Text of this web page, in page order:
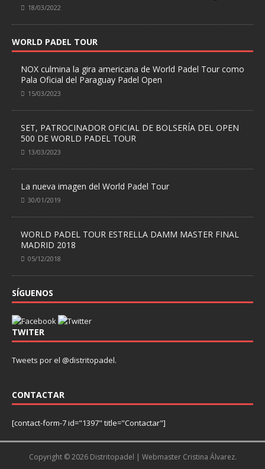
18/03/2022
WORLD PADEL TOUR
NOX culmina la gira americana de World Padel Tour como
Pala Oficial del Paraguay Padel Open
15/03/2023
SET, PATROCINADOR OFICIAL DE BOLSERÍA DEL OPEN
500 DE WORLD PADEL TOUR
13/03/2023
La nueva imagen del World Padel Tour
30/01/2019
WORLD PADEL TOUR ESTRELLA DAMM MASTER FINAL
MADRID 2018
05/12/2018
SÍGUENOS
TWITER
Tweets por el @distritopadel.
CONTACTAR
[contact-form-7 id="1397" title="Contactar"]
Copyright © 2026 Distritopadel | Webmaster Cristina Álvarez.